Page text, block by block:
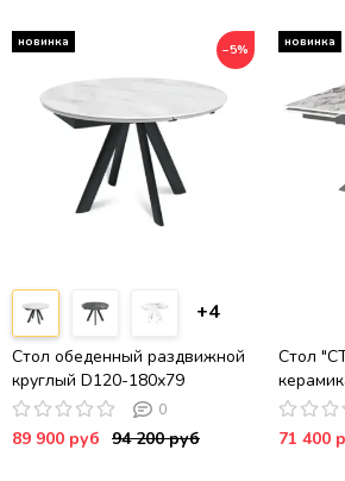
−5%
+4
Стол обеденный раздвижной
круглый D120-180х79
столешница керамика / Snow
Mountain, матовая / черный
0
89 900 руб 94 200 руб
Стол
муар
71 400